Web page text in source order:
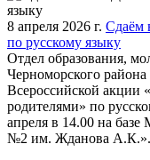
8 апреля 2026 г. Сдаём
по русскому языку
Отдел образования,
Черноморского района
Всероссийской акции
родителями» по
апреля в 14.00 на
№2 им. Жданова А.К.».